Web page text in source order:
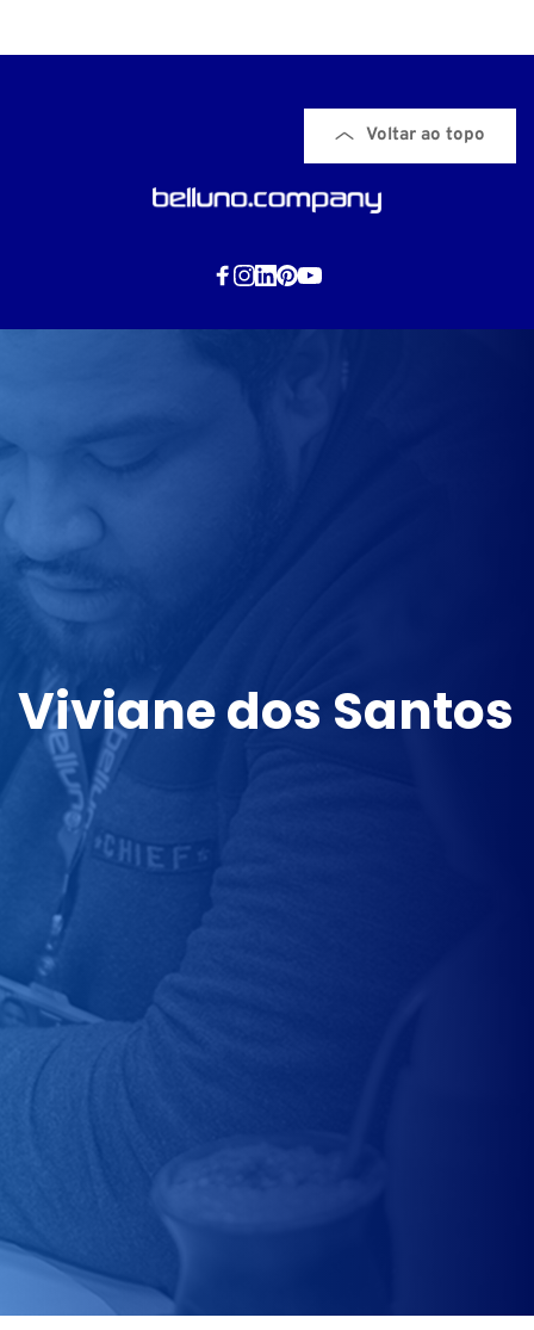
Voltar ao topo
Viviane dos Santos